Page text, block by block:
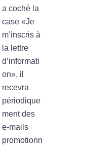
a coché la
case «Je
m’inscris à
la lettre
d’informati
on», il
recevra
périodique
ment des
e-mails
promotionn